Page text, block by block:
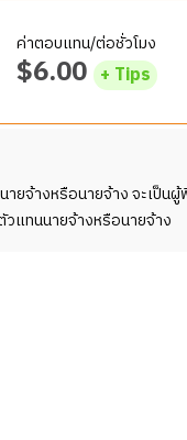
และสามารถยกของหนั
ทั้งปฏิบัติหน้าอื่น ๆ ตาม
ดแต่งจานพร้อมเสิร์ฟต
นดของร้าน และตรวจ
ให้ชัดเจนเพื่อให้สะดวก
งครัว
ค่าตอบแทน/ต่อชั่วโมง
$6.00 + Tips
ายจ้างหรือนายจ้าง จะเป็น
แทนนายจ้างหรือนายจ้าง